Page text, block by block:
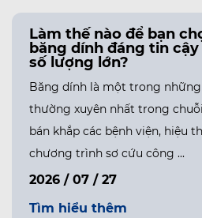
bạn tháo băng
mà không làm tổn
Dính Tốt đến vậy Băng
kế để tạo thành một miếng dán
thương và miếng bịt đó là toàn